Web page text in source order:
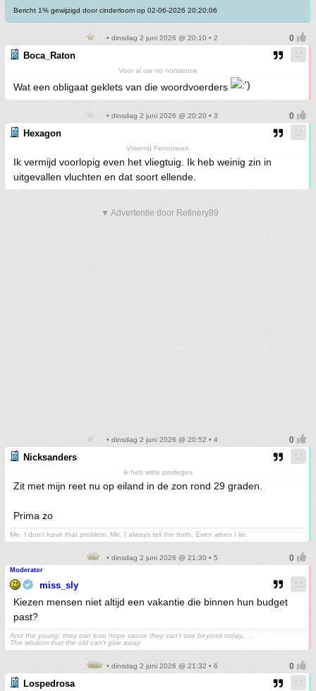
Bericht 1% gewijzigd door cinderloom op 02-06-2026 20:20:06
• dinsdag 2 juni 2026 @ 20:10 • 2
Boca_Raton
Voor al uw no nonsense
Wat een obligaat geklets van die woordvoerders
• dinsdag 2 juni 2026 @ 20:20 • 3
Hexagon
Vreemd Fenomeen
Ik vermijd voorlopig even het vliegtuig. Ik heb weinig zin in
uitgevallen vluchten en dat soort ellende.
▼ Advertentie door Refinery89
• dinsdag 2 juni 2026 @ 20:52 • 4
Nicksanders
ik heb witte privileges
Zit met mijn reet nu op eiland in de zon rond 29 graden.
Prima zo
Me, I don't have that problem. Me, I always tell the truth. Even when I lie.
• dinsdag 2 juni 2026 @ 21:30 • 5
Moderator
miss_sly
Kiezen mensen niet altijd een vakantie die binnen hun budget
past?
And the young, they can lose hope cause they can't see beyond today,. ..
The wisdom that the old can't give away
• dinsdag 2 juni 2026 @ 21:32 • 6
Lospedrosa